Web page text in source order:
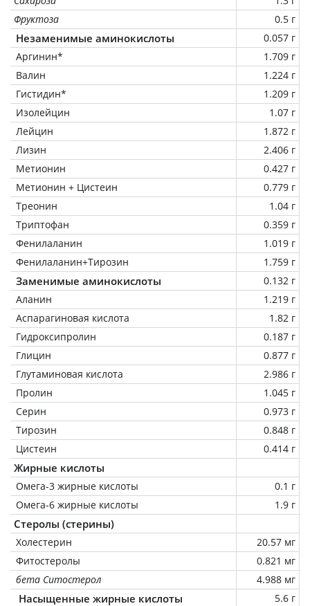
Фруктоза
0.5 г
Незаменимые аминокислоты
0.057 г
Аргинин*
1.709 г
Валин
1.224 г
Гистидин*
1.209 г
Изолейцин
1.07 г
Лейцин
1.872 г
Лизин
2.406 г
Метионин
0.427 г
Метионин + Цистеин
0.779 г
Треонин
1.04 г
Триптофан
0.359 г
Фенилаланин
1.019 г
Фенилаланин+Тирозин
1.759 г
Заменимые аминокислоты
0.132 г
Аланин
1.219 г
Аспарагиновая кислота
1.82 г
Гидроксипролин
0.187 г
Глицин
0.877 г
Глутаминовая кислота
2.986 г
Пролин
1.045 г
Серин
0.973 г
Тирозин
0.848 г
Цистеин
0.414 г
Жирные кислоты
Омега-3 жирные кислоты
0.1 г
Омега-6 жирные кислоты
1.9 г
Стеролы (стерины)
Холестерин
20.57 мг
Фитостеролы
0.821 мг
бета Ситостерол
4.988 мг
Насыщенные жирные кислоты
5.6 г